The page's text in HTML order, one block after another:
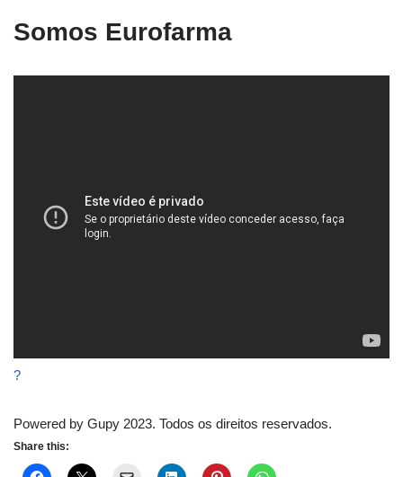
Somos Eurofarma
?
Powered by Gupy 2023. Todos os direitos reservados.
Share this: